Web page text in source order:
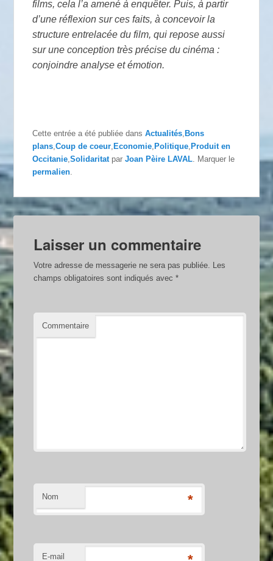
films, cela l’a amené à enquêter. Puis, à partir
d’une réflexion sur ces faits, à concevoir la
structure entrelacée du film, qui repose aussi
sur une conception très précise du cinéma :
conjoindre analyse et émotion.
Cette entrée a été publiée dansActualités ,Bons
plans ,Coup de coeur ,Economie ,Politique ,Produit en
Occitanie ,Solidaritat parJoan Pèire LAVAL . Marquer le
permalien
Laisser un commentaire
Votre adresse de messagerie ne sera pas publiée. Les
champs obligatoires sont indiqués avec*
Commentaire
Nom *
E-mail